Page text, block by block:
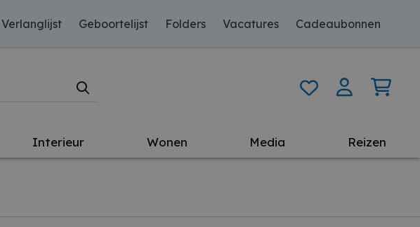
Verlanglijst Geboortelijst Folders Vacatures Cadeaubonnen
Interieur Wonen Media Reizen